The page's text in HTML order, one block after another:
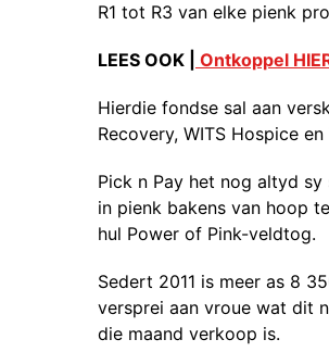
R1 tot R3 van elke pienk
LEES OOK | Ontkoppel
Hierdie fondse sal aan
Recovery, WITS Hospice
Pick n Pay het nog altyd
in pienk bakens van hoop
hul Power of Pink-veldtog.
Sedert 2011 is meer as 8
versprei aan vroue wat dit
die maand verkoop is.